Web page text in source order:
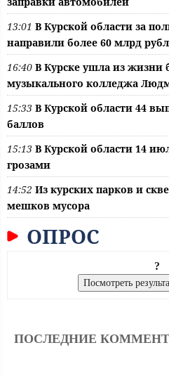
13:01 В Курской области за
направили более 60 млрд
16:40 В Курске ушла из
музыкального колледжа
15:33 В Курской области 44
баллов
15:13 В Курской области 14
грозами
14:52 Из курских парков и
мешков мусора
ОПРОС
?
ПОСЛЕДНИЕ